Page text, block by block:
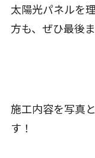
太陽光パネルを
方も、ぜひ最後
施工内容を写真
す！